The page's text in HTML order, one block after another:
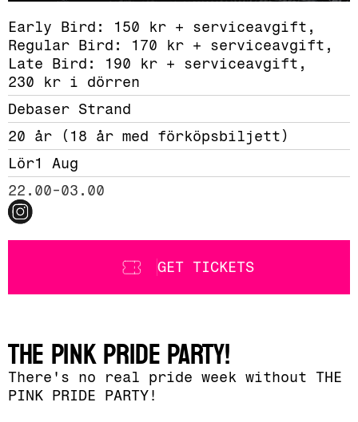
Early Bird: 150 kr + serviceavgift,
Regular Bird: 170 kr + serviceavgift,
Late Bird: 190 kr + serviceavgift,
230 kr i dörren
Debaser Strand
20 år (18 år med förköpsbiljett)
Lör1 Aug
22.00-03.00
GET TICKETS
THE PINK PRIDE PARTY!
There's no real pride week without THE
PINK PRIDE PARTY!